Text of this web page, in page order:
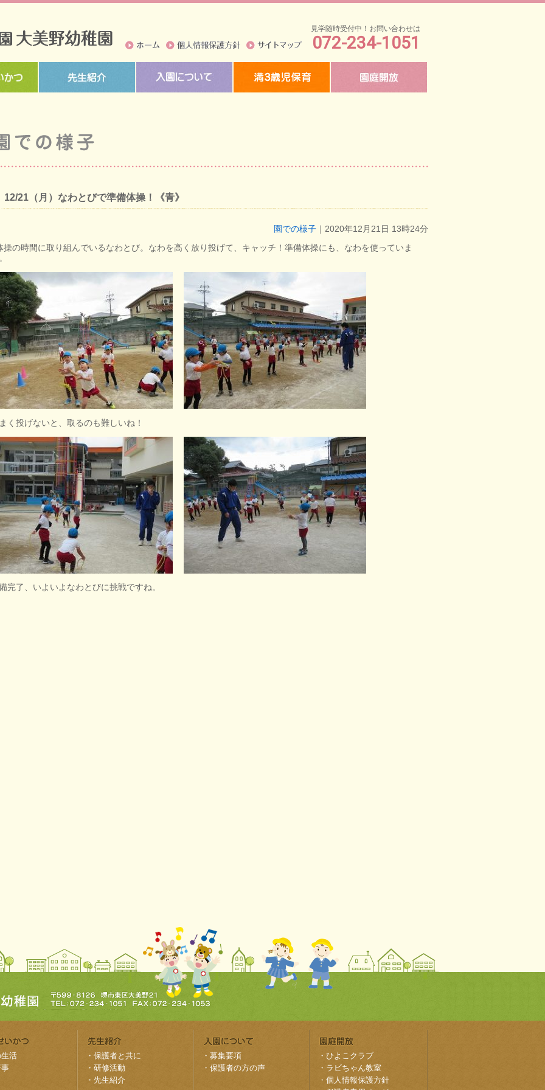
見学随時受付中！お問い合わせは
072-234-1051
12/21（月）なわとびで準備体操！《青》
園での様子 ｜2020年12月21日 13時24分
の時間に取り組んでいるなわとび。なわを高く放り投げて、キャッチ！準備体操にも、なわを使っていま
く投げないと、取るのも難しいね！
完了、いよいよなわとびに挑戦ですね。
活
・ 保護者と共に
・ 研修活動
・ 先生紹介
・ 募集要項
・ 保護者の方の声
・ ひよこクラブ
・ ラビちゃん教室
・ 個人情報保護方針